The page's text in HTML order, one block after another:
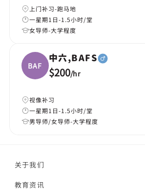
上门补习-跑马地
一星期1日-1.5小时/堂
女导师-大学程度
BAFS
中六,BAFS
$200/hr
视像补习
一星期1日-1.5小时/堂
男导师/女导师-大学程度
关于我们
教育资讯